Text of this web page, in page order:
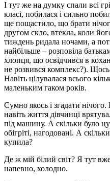
І тут же на думку спали всі
класі, побилася і сильно
ще пощастило, що брати
другом скло, втекла, коли
тиждень ридала ночами, а
найбільше – розповіла
хлопця, що освідчився в
не розвився комплекс?).
Навіть цілувалася всього
маленьким гаком років.
Сумно якось і згадати
навіть життя дівчинці
під машину. А скільки було
обігріті, нагодовані. А
купила?
Де ж мій білий світ? Я тут
напевно, холодно.